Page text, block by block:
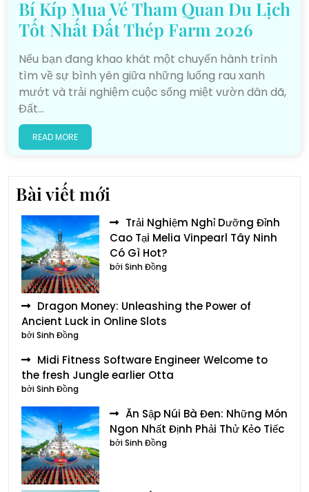
Bí Kíp Mua Vé Tham Quan Du Lịch
Tốt Nhất Đất Thép Farm 2026
Nếu bạn đang khao khát một chuyến hành trình
tìm về sự bình yên giữa những luống rau xanh
mướt và trải nghiệm cuộc sống miệt vườn dân dã,
Đất…
READ MORE
Bài viết mới
Trải Nghiệm Nghỉ Dưỡng Đỉnh
Cao Tại Melia Vinpearl Tây Ninh
Có Gì Hot?
bởi Sinh Đồng
Dragon Money: Unleashing the Power of
Ancient Luck in Online Slots
bởi Sinh Đồng
Midi Fitness Software Engineer Welcome to
the fresh Jungle earlier Otta
bởi Sinh Đồng
Ăn Sập Núi Bà Đen: Những Món
Ngon Nhất Định Phải Thử Kẻo Tiếc
bởi Sinh Đồng